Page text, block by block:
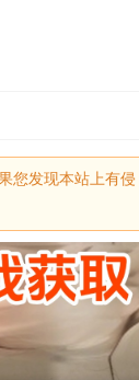
您发现本站上有侵